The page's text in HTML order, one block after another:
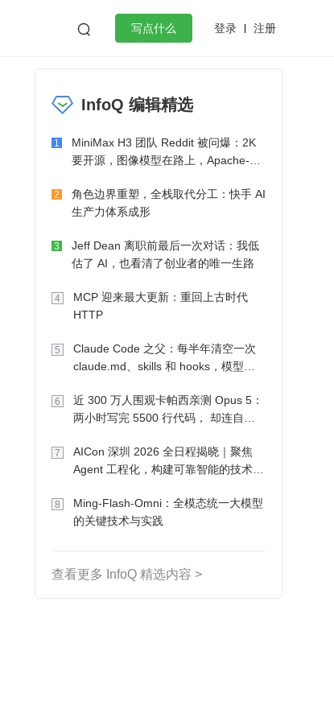
 写点什么 登录 注册
微服务架构 flutter
InfoQ 编辑精选
1
MiniMax H3 团队 Reddit 被问爆：2K
要开源，图像模型在路上，Apache-2.0
2
角色边界重塑，全栈取代分工：快手 AI
生产力体系成形
3
Jeff Dean 离职前最后一次对话：我低
估了 AI，也看清了创业者的唯一生路
4
MCP 迎来最大更新：重回上古时代
HTTP
5
Claude Code 之父：每半年清空一次
claude.md、skills 和 hooks，模型自
6
近 300 万人围观卡帕西亲测 Opus 5：
两小时写完 5500 行代码， 却连自己
7
AICon 深圳 2026 全日程揭晓｜聚焦
Agent 工程化，构建可靠智能的技术路
8
Ming-Flash-Omni：全模态统一大模型
的关键技术与实践
查看更多 InfoQ 精选内容 >